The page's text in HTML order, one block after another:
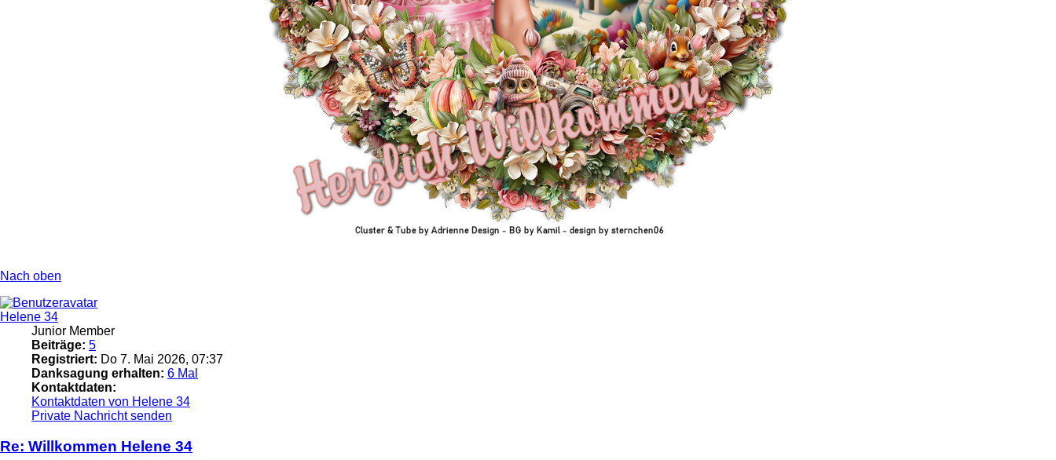
Nach oben
Helene 34
Junior Member
Beiträge: 5
Registriert: Do 7. Mai 2026, 07:37
Danksagung erhalten: 6 Mal
Kontaktdaten:
Kontaktdaten von Helene 34
Private Nachricht senden
Re: Willkommen Helene 34